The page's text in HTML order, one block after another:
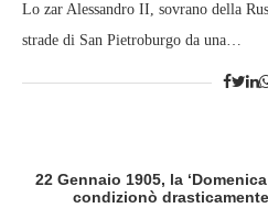
Lo zar Alessandro II, sovrano della
strade di San Pietroburgo da una…
22 Gennaio 1905, la
condizionò